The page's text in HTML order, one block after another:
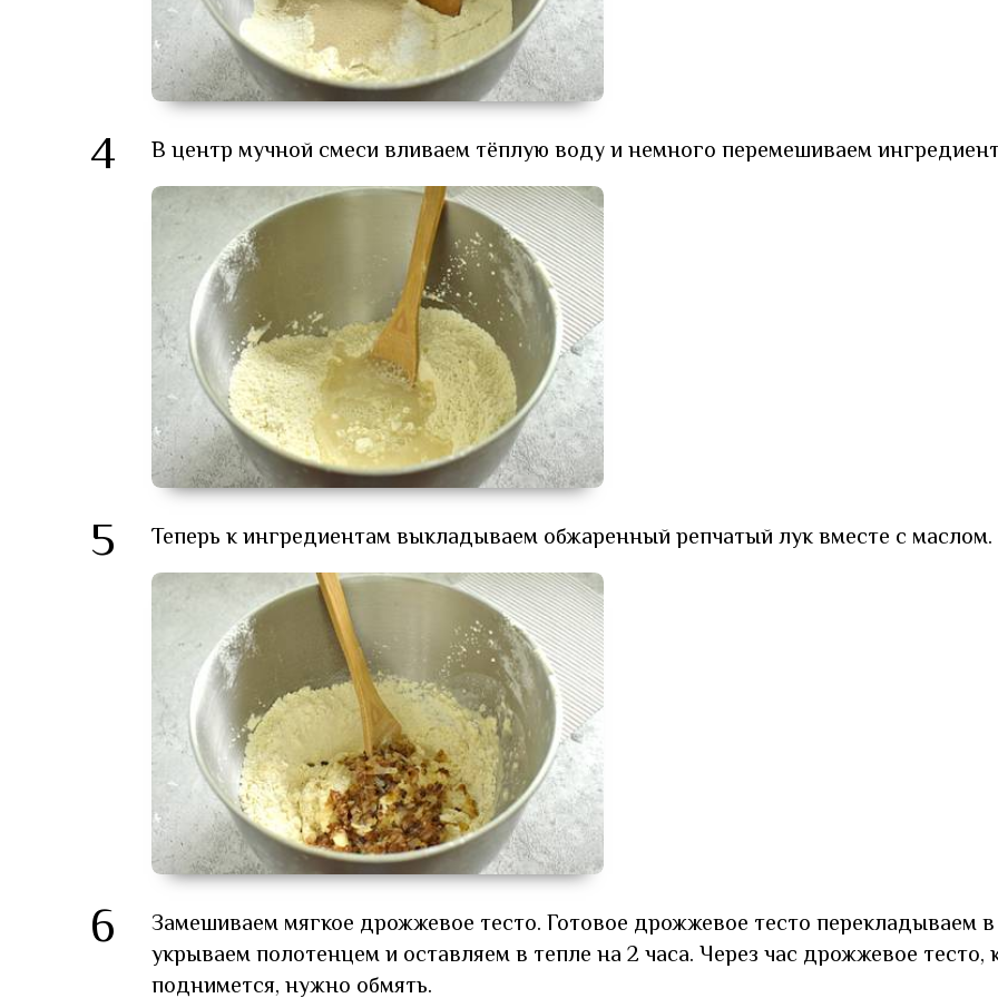
4 В центр мучной смеси вливаем тёплую воду и немного перемешиваем
5 Теперь к ингредиентам выкладываем обжаренный репчатый лук вместе с маслом.
6
Замешиваем мягкое дрожжевое тесто. Готовое дрожжевое тесто перекладываем
укрываем полотенцем и оставляем в тепле на 2 часа. Через час дрожжевое тесто,
поднимется, нужно обмять.